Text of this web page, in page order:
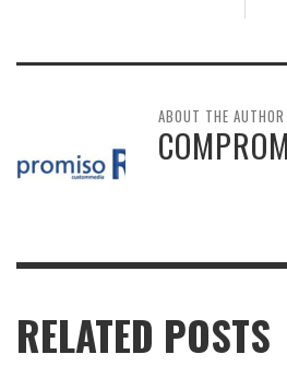
ABOUT THE AUTHOR
RELATED POSTS